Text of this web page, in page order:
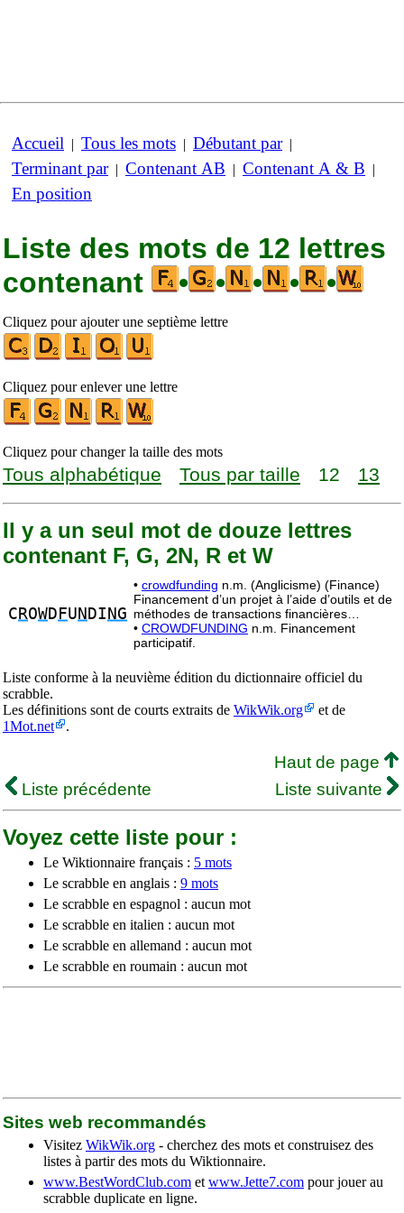
Accueil | Tous les mots | Débutant par|
Terminant par| Contenant AB | Contenant A & B |
En position
Liste des mots de 12 lettres
contenant
• • • • •
Cliquez pour ajouter une septième lettre
Cliquez pour enlever une lettre
Cliquez pour changer la taille des mots
Tous alphabétique Tous par taille 12 13
Il y a un seul mot de douze lettres
contenant F, G, 2N, R et W
C ROWD FU N DI NG
• crowdfunding n.m. (Anglicisme) (Finance)
Financement d’un projet à l’aide d’outils et de
méthodes de transactions financières…
• CROWDFUNDING n.m. Financement
participatif.
Liste conforme à la neuvième édition du dictionnaire officiel du
scrabble.
Les définitions sont de courts extraits de WikWik.org
et de
1Mot.net
.
Haut de page
Liste précédente
Liste suivante
Voyez cette liste pour :
Le Wiktionnaire français : 5 mots
Le scrabble en anglais : 9 mots
Le scrabble en espagnol : aucun mot
Le scrabble en italien : aucun mot
Le scrabble en allemand : aucun mot
Le scrabble en roumain : aucun mot
Sites web recommandés
Visitez WikWik.org - cherchez des mots et construisez des
listes à partir des mots du Wiktionnaire.
www.BestWordClub.com et www.Jette7.com pour jouer au
scrabble duplicate en ligne.